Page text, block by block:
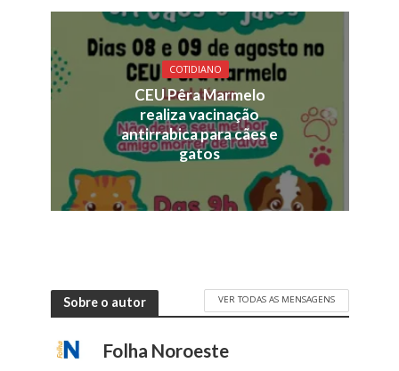
COTIDIANO
CEU Pêra Marmelo
realiza vacinação
antirrabica para cães e
gatos
Sobre o autor VER TODAS AS MENSAGENS
Folha Noroeste